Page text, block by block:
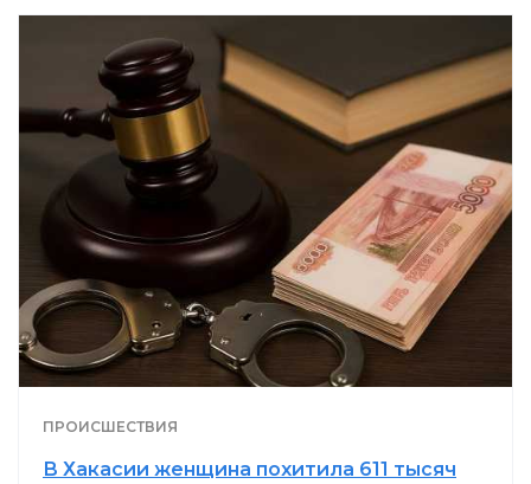
ПРОИСШЕСТВИЯ
В Хакасии женщина похитила 611 тысяч